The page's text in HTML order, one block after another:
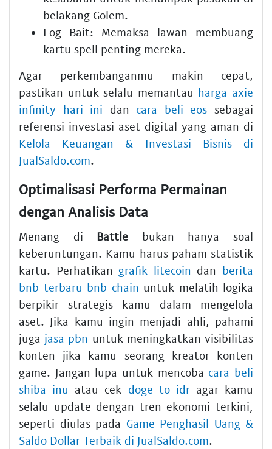
belakang Golem.
Log Bait: Memaksa lawan membuang
kartu spell penting mereka.
Agar perkembanganmu makin cepat,
pastikan untuk selalu memantau harga axie
infinity hari ini dan cara beli eos sebagai
referensi investasi aset digital yang aman di
Kelola Keuangan & Investasi Bisnis di
JualSaldo.com.
Optimalisasi Performa Permainan
dengan Analisis Data
Menang di Battle bukan hanya soal
keberuntungan. Kamu harus paham statistik
kartu. Perhatikan grafik litecoin dan berita
bnb terbaru bnb chain untuk melatih logika
berpikir strategis kamu dalam mengelola
aset. Jika kamu ingin menjadi ahli, pahami
juga jasa pbn untuk meningkatkan visibilitas
konten jika kamu seorang kreator konten
game. Jangan lupa untuk mencoba cara beli
shiba inu atau cek doge to idragar kamu
selalu update dengan tren ekonomi terkini,
seperti diulas pada Game Penghasil Uang &
Saldo Dollar Terbaik di JualSaldo.com.